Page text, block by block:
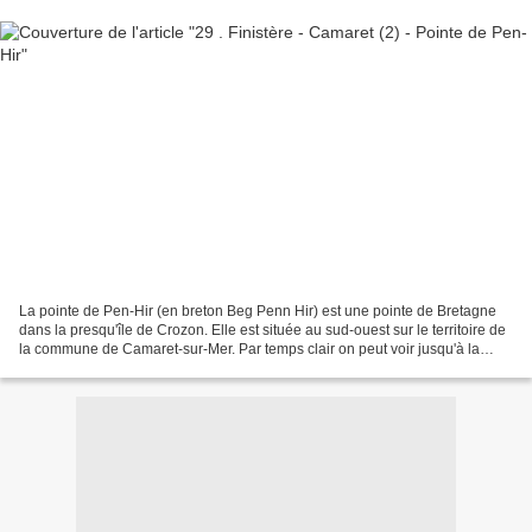
La pointe de Pen-Hir (en breton Beg Penn Hir) est une pointe de Bretagne
dans la presqu'île de Crozon. Elle est située au sud-ouest sur le territoire de
la commune de Camaret-sur-Mer. Par temps clair on peut voir jusqu'à la